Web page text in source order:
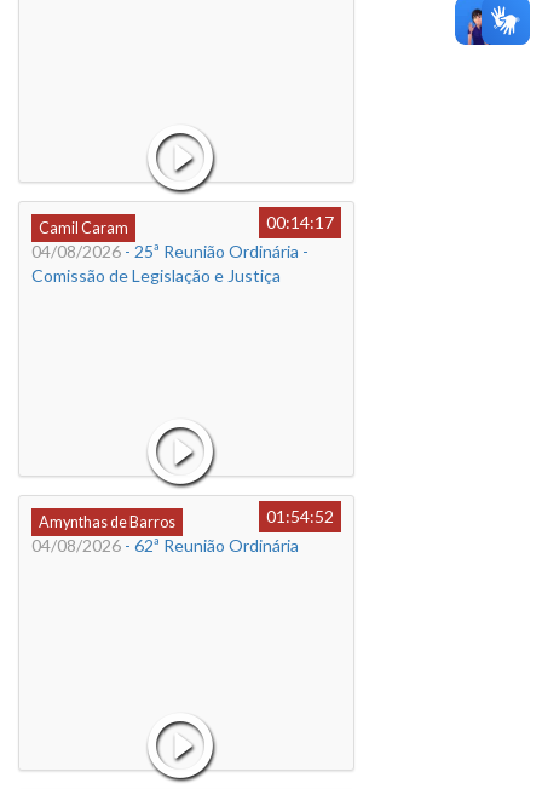
Camil Caram
00:14:17
04/08/2026 - 25ª Reunião Ordinária -
Comissão de Legislação e Justiça
Amynthas de Barros
01:54:52
04/08/2026 - 62ª Reunião Ordinária